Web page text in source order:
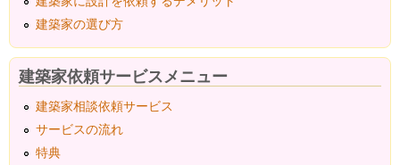
建築家の選び方
建築家依頼サービスメニュー
建築家相談依頼サービス
サービスの流れ
特典